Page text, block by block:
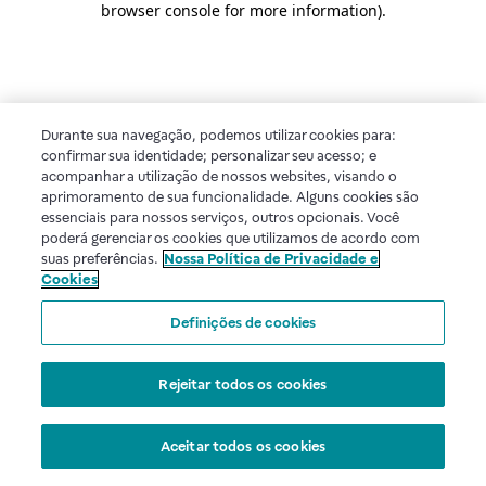
browser console for more information).
Durante sua navegação, podemos utilizar cookies para:
confirmar sua identidade; personalizar seu acesso; e
acompanhar a utilização de nossos websites, visando o
aprimoramento de sua funcionalidade. Alguns cookies são
essenciais para nossos serviços, outros opcionais. Você
poderá gerenciar os cookies que utilizamos de acordo com
suas preferências. Nossa Política de Privacidade e
Cookies
Definições de cookies
Rejeitar todos os cookies
Aceitar todos os cookies